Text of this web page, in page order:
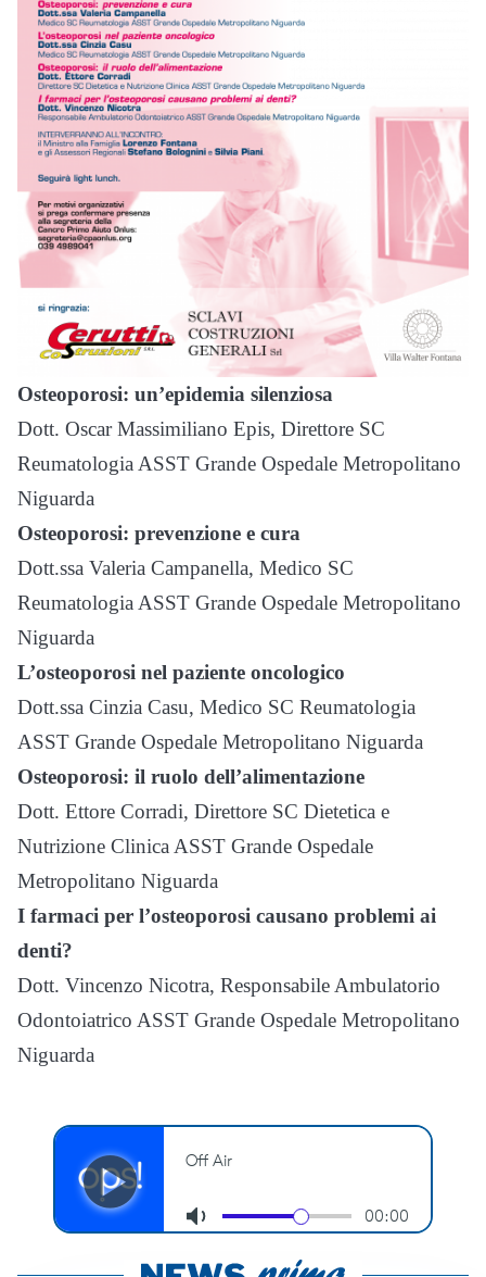
Osteoporosi: un’epidemia silenziosa
Dott. Oscar Massimiliano Epis, Direttore SC
Reumatologia ASST Grande Ospedale Metropolitano
Niguarda
Osteoporosi: prevenzione e cura
Dott.ssa Valeria Campanella, Medico SC
Reumatologia ASST Grande Ospedale Metropolitano
Niguarda
L’osteoporosi nel paziente oncologico
Dott.ssa Cinzia Casu, Medico SC Reumatologia
ASST Grande Ospedale Metropolitano Niguarda
Osteoporosi: il ruolo dell’alimentazione
Dott. Ettore Corradi, Direttore SC Dietetica e
Nutrizione Clinica ASST Grande Ospedale
Metropolitano Niguarda
I farmaci per l’osteoporosi causano problemi ai
denti?
Dott. Vincenzo Nicotra, Responsabile Ambulatorio
Odontoiatrico ASST Grande Ospedale Metropolitano
Niguarda